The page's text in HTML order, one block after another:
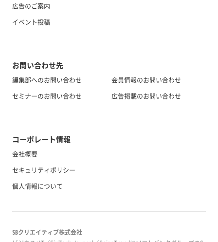
広告のご案内
イベント投稿
お問い合わせ先
編集部へのお問い合わせ
セミナーのお問い合わせ
会員情報のお問い合わせ
広告掲載のお問い合わせ
コーポレート情報
会社概要
セキュリティポリシー
個人情報について
SBクリエイティブ株式会社